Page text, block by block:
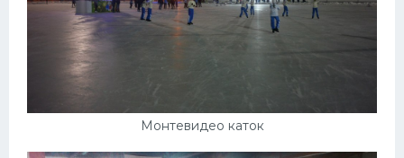
Монтевидео каток